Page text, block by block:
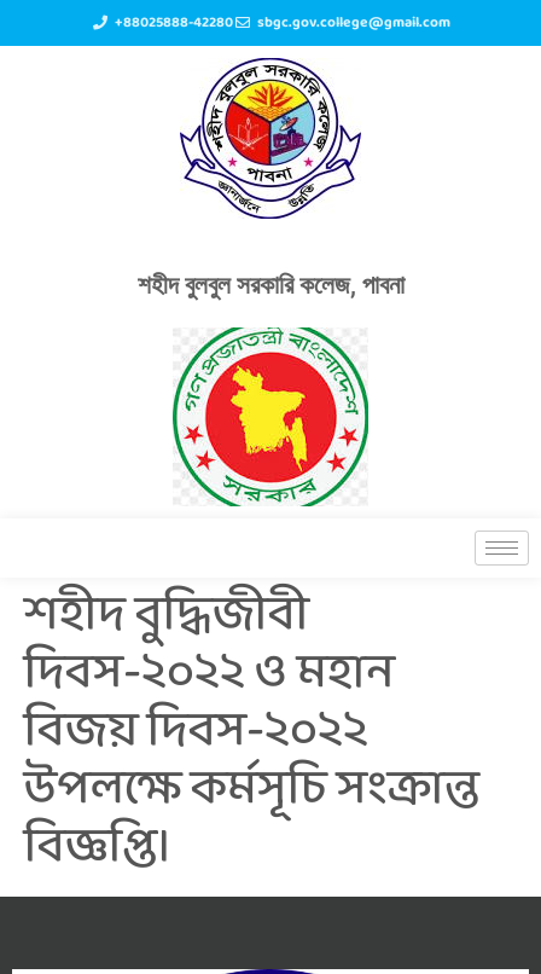
+88025888-42280 sbgc.gov.college@gmail.com
শহীদ বুলবুল সরকারি কলেজ, পাবনা
শহীদ বুদ্ধিজীবী
দিবস-২০২২ ও মহান
বিজয় দিবস-২০২২
উপলক্ষে কর্মসূচি সংক্রান্ত
বিজ্ঞপ্তি।